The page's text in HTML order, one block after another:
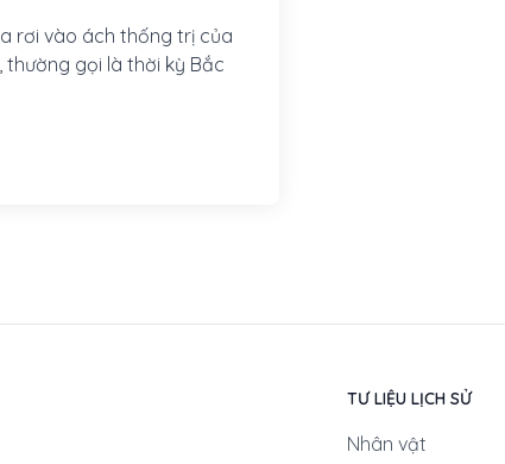
rơi vào ách thống trị của
thường gọi là thời kỳ Bắc
TƯ LIỆU LỊCH SỬ
Nhân vật